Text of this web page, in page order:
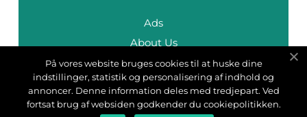
Ads
About Us
Cookies
Contact
Sitemap
På vores website bruges cookies til at huske dine
indstillinger, statistik og personalisering af indhold og
annoncer. Denne information deles med tredjepart. Ved
fortsat brug af websiden godkender du cookiepolitikken.